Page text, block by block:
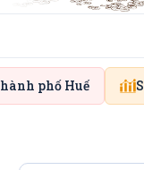
phố Huế